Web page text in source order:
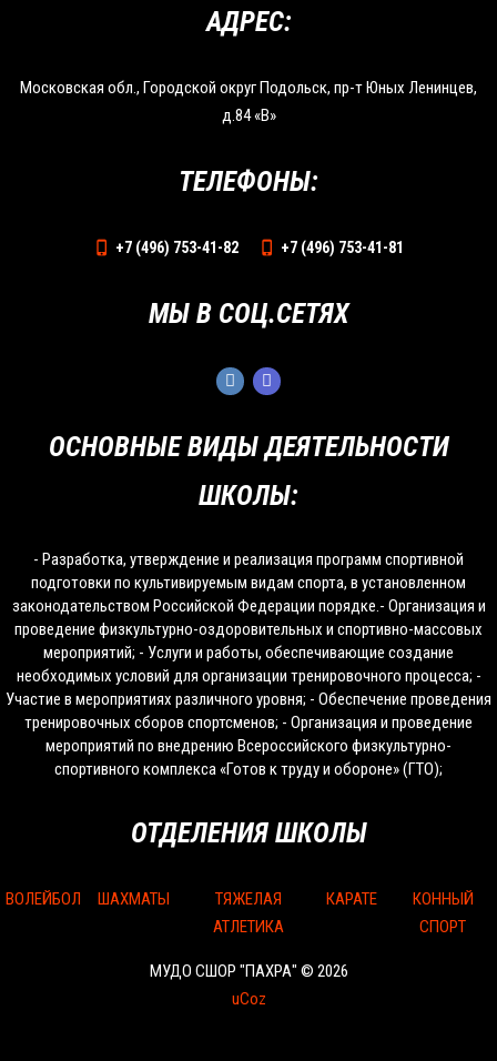
ОСНОВНЫЕ ВИДЫ ДЕЯТЕЛЬНОСТИ
ШКОЛЫ:
- Разработка, утверждение и реализация программ спортивной
подготовки по культивируемым видам спорта, в установленном
законодательством Российской Федерации порядке.- Организация и
проведение физкультурно-оздоровительных и спортивно-массовых
мероприятий; - Услуги и работы, обеспечивающие создание
необходимых условий для организации тренировочного процесса; -
Участие в мероприятиях различного уровня; - Обеспечение проведения
тренировочных сборов спортсменов; - Организация и проведение
мероприятий по внедрению Всероссийского физкультурно-
спортивного комплекса «Готов к труду и обороне» (ГТО);
ОТДЕЛЕНИЯ ШКОЛЫ
ВОЛЕЙБОЛ ШАХМАТЫ
ТЯЖЕЛАЯ
АТЛЕТИКА
КАРАТЕ
КОННЫЙ
СПОРТ
МУДО СШОР "ПАХРА" © 2026
uCoz
АДРЕС:
Московская обл., Городской округ Подольск, пр-т Юных Ленинцев,
д.84 «В»
ТЕЛЕФОНЫ:
+7 (496) 753-41-82 +7 (496) 753-41-81
МЫ В СОЦ.СЕТЯХ